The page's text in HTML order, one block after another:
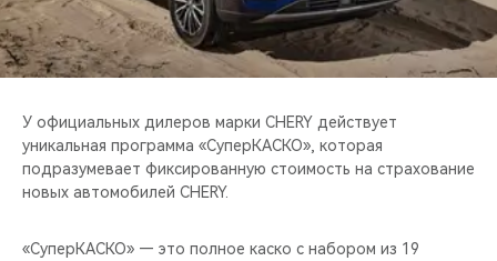
CHERY И СПОРТ
НАШИ МЕРОПРИЯТИЯ
ВИДЕООБЗОРЫ
У официальных дилеров марки CHERY действует
уникальная программа «СуперКАСКО», которая
подразумевает фиксированную стоимость на страхование
новых автомобилей CHERY.
«СуперКАСКО» — это полное каско с набором из 19